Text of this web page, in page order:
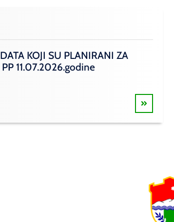
KOJI SU PLANIRANI ZA
11.07.2026.godine